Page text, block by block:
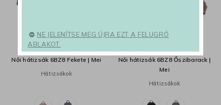
Női hátizsák 6BZ8 Fekete | Mei
Hátizsákok
Női hátizsák 6BZ8 Őszibarack |
Mei
Hátizsákok
NE JELENÍTSE MEG ÚJRA EZT A FELUGRÓ
ABLAKOT.